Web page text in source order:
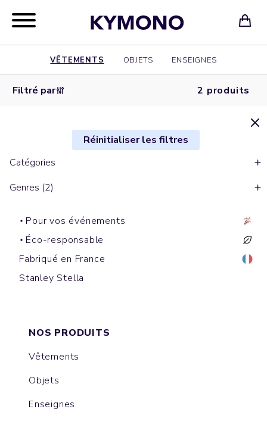
VÊTEMENTS OBJETS ENSEIGNES
Filtré par 2 produits
Réinitialiser les filtres
Catégories
Genres (2)
Pour vos événements
Éco-responsable
Fabriqué en France
Stanley Stella
Polos manches courtes
PREPSTER
Chemises
WORKER
NOS PRODUITS
Vêtements
Objets
Enseignes